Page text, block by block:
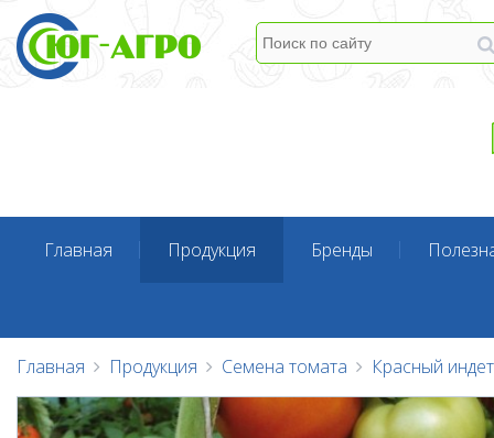
Главная Продукция Бренды
Главная Продукция Семена томата Красный